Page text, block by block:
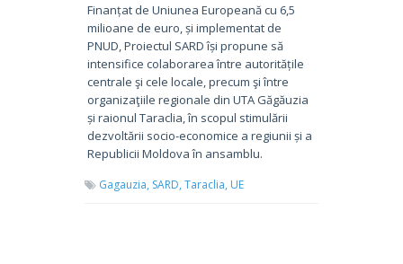
Finanțat de Uniunea Europeană cu 6,5
milioane de euro, și implementat de
PNUD, Proiectul SARD își propune să
intensifice colaborarea între autoritățile
centrale şi cele locale, precum şi între
organizaţiile regionale din UTA Găgăuzia
și raionul Taraclia, în scopul stimulării
dezvoltării socio-economice a regiunii și a
Republicii Moldova în ansamblu.
Gagauzia, SARD, Taraclia, UE